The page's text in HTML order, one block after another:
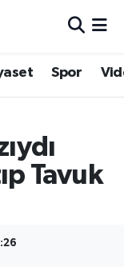
Spor
Tavuk